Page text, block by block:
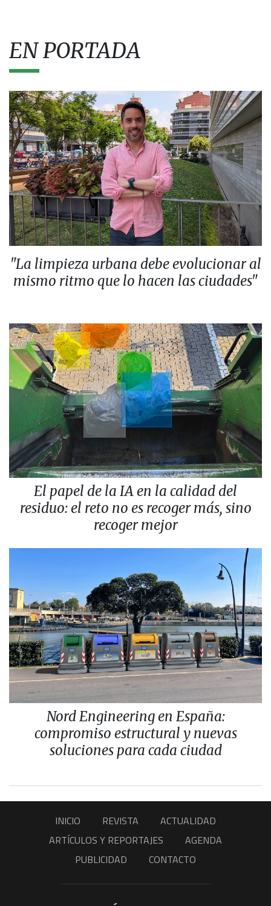
EN PORTADA
"La limpieza urbana debe evolucionar al
mismo ritmo que lo hacen las ciudades"
El papel de la IA en la calidad del
residuo: el reto no es recoger más, sino
recoger mejor
Nord Engineering en España:
compromiso estructural y nuevas
soluciones para cada ciudad
INICIO REVISTA
ACTUALIDAD
ARTÍCULOS Y REPORTAJES
AGENDA
PUBLICIDAD
CONTACTO